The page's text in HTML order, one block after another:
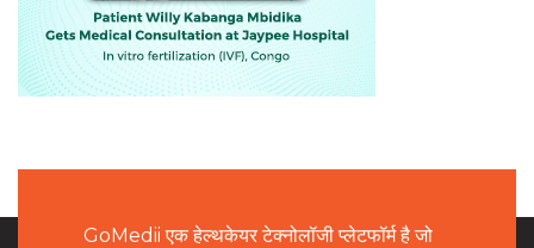
GoMedii एक हेल्थकेयर टेक्नोलॉजी प्लेटफॉर्म है जो